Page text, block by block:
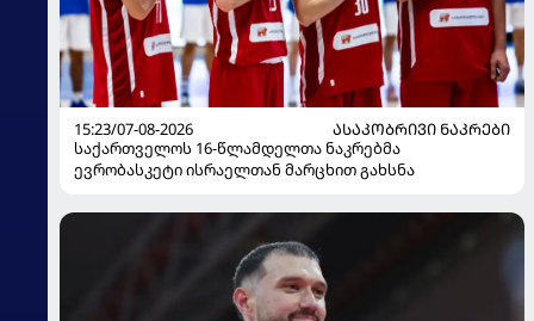
15:23/07-08-2026
ᲐᲡᲐᲙᲝᲑᲠᲘᲕᲘ ᲜᲐᲙᲠᲔᲑᲘ
საქართველოს 16-წლამდელთა ნაკრებმა
ევრობასკეტი ისრაელთან მარცხით გახსნა